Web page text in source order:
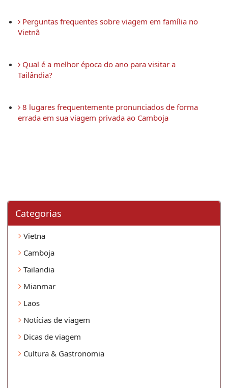
Perguntas frequentes sobre viagem em família no
Vietnã
Qual é a melhor época do ano para visitar a
Tailândia?
8 lugares frequentemente pronunciados de forma
errada em sua viagem privada ao Camboja
Categorias
Vietna
Camboja
Tailandia
Mianmar
Laos
Notícias de viagem
Dicas de viagem
Cultura & Gastronomia